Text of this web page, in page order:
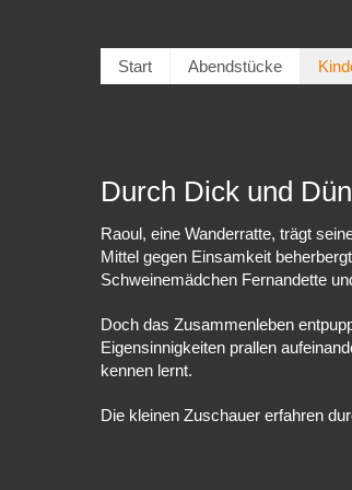
Start Abendstücke
Durch Dick und
Raoul, eine Wanderratte, trägt
Mittel gegen Einsamkeit
Schweinemädchen Fernandette
Doch das Zusammenleben
Eigensinnigkeiten prallen
kennen lernt.
Die kleinen Zuschauer erfahren